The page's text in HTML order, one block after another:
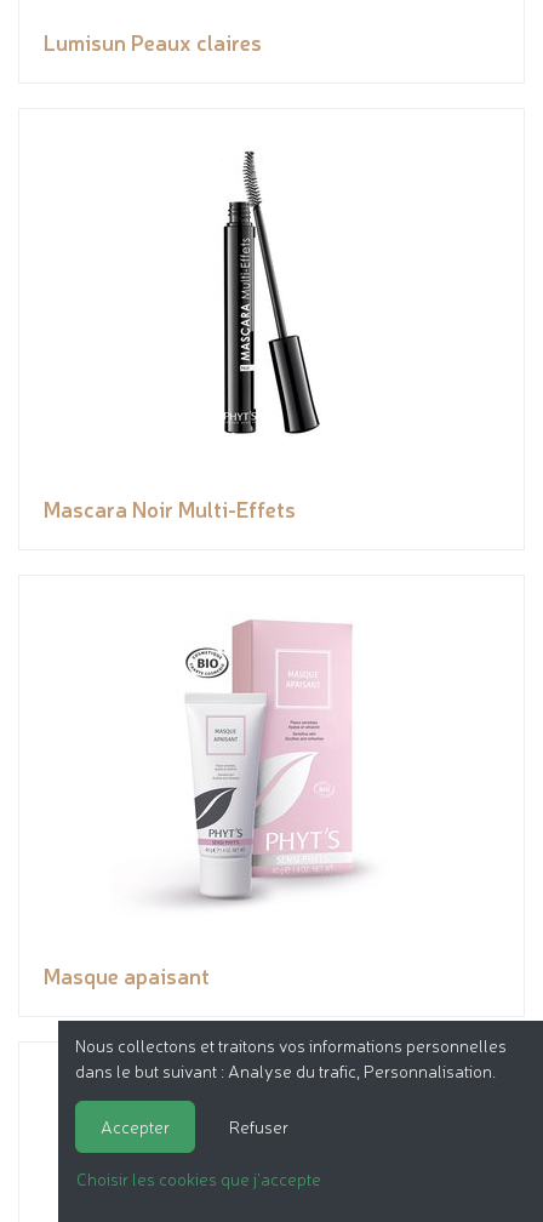
Lumisun Peaux claires
Mascara Noir Multi-Effets
Masque apaisant
Nous collectons et traitons vos informations personnelles
dans le but suivant : Analyse du trafic, Personnalisation
Accepter Refuser
Choisir les cookies que j'accepte